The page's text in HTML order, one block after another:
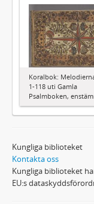
Koralbok:
1-118 uti Gamla
Psalmboken,
Kungliga biblioteket
Kontakta oss
Kungliga biblioteket
EU:s